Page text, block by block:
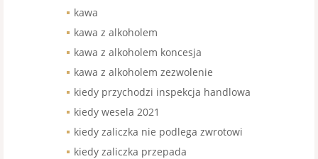
kawa
kawa z alkoholem
kawa z alkoholem koncesja
kawa z alkoholem zezwolenie
kiedy przychodzi inspekcja handlowa
kiedy wesela 2021
kiedy zaliczka nie podlega zwrotowi
kiedy zaliczka przepada